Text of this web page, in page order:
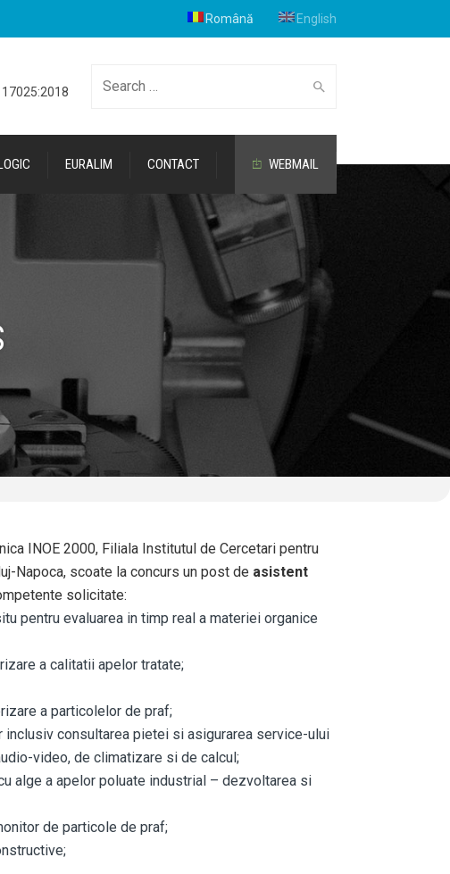
Română English
Cauta
17025:2018
EURALIM CONTACT WEBMAIL
INOE 2000, Filiala Institutul de Cercetari pentru
Napoca, scoate la concurs un post de asistent
solicitate:
pentru evaluarea in timp real a materiei organice
a calitatii apelor tratate;
a particolelor de praf;
consultarea pietei si asigurarea service-ului
video, de climatizare si de calcul;
alge a apelor poluate industrial – dezvoltarea si
de particole de praf;